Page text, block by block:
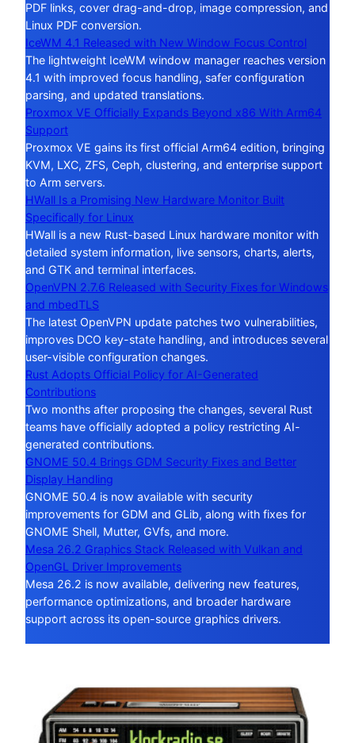
PDF links, cover drag-and-drop, image compression, and
Linux PDF conversion.
IceWM 4.1 Released with New Window Focus Control
The lightweight IceWM window manager reaches version
4.1 with improved focus handling, safer configuration
parsing, and updated translations.
Proxmox VE Officially Expands Beyond x86 With Arm64
Support
Proxmox VE gains its first official Arm64 edition, bringing
KVM, LXC, ZFS, Ceph, clustering, and enterprise support
to Arm servers.
HWall Is a Promising New Hardware Monitor Built
Specifically for Linux
HWall is a new Rust-based Linux hardware monitor with
detailed system information, live sensors, charts, alerts,
and GTK and terminal interfaces.
OpenVPN 2.7.6 Released with Security Fixes for Windows
and mbedTLS
The latest OpenVPN update patches two vulnerabilities,
improves DCO key-state handling, and introduces several
user-visible configuration changes.
Rust Adopts Official Policy for AI-Generated
Contributions
Two months after proposing the changes, several Rust
teams have officially adopted a policy restricting AI-
generated contributions.
GNOME 50.4 Brings GDM Security Fixes and Better
Display Handling
GNOME 50.4 is now available with security
improvements for GDM and GLib, along with fixes for
GNOME Shell, Mutter, GVfs, and more.
Mesa 26.2 Graphics Stack Released with Vulkan and
OpenGL Driver Improvements
Mesa 26.2 is now available, delivering new features,
performance optimizations, and broader hardware
support across its open-source graphics drivers.